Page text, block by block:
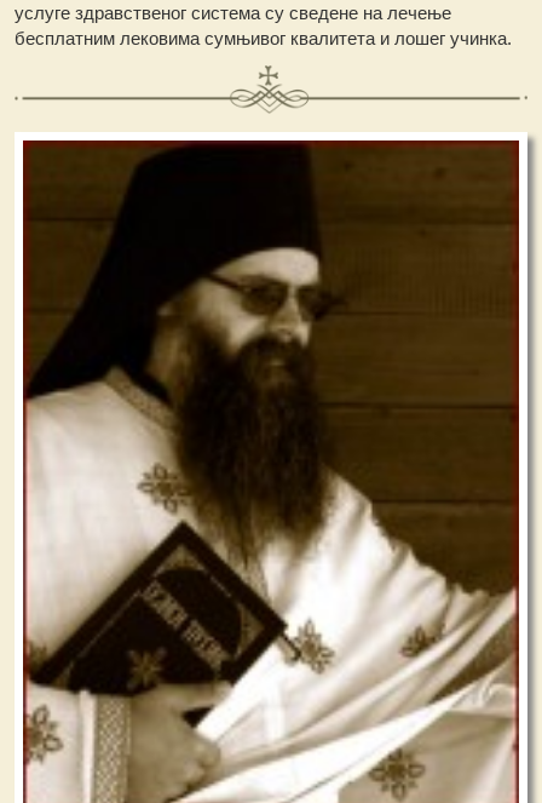
услуге здравственог система су сведене на лечење
бесплатним лековима сумњивог квалитета и лошег учинка.